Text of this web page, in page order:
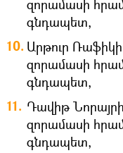
զորամասի
գնդապետ,
Արթուր
զորամասի
գնդապետ,
Դավիթ
զորամասի
գնդապետ,